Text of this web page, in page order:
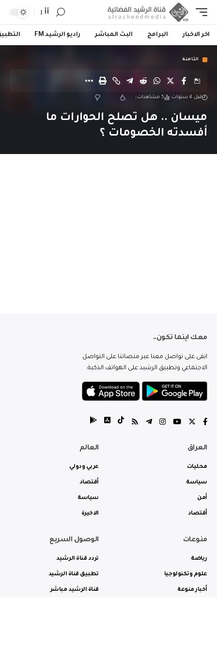
أأ
اخر الاخبار البرامج البث المباشر راديو الرشيد FM
الثامنة
قبل 4 سنوات 5 مشاهدات
ميسان .. هل تصلح الحوارات ما
أفسدته الخصومات ؟
معك اينما تكون..
ابقى على تواصل معنا عبر منصاتنا على التواصل
الاجتماعي وتطبيق الرشيد على الهواتف الذكية.
العراق
محليات
سياسة
أمن
أقتصاد
العالم
عربي ودولي
أقتصاد
سياسة
الاخيرة
منوعات
رياضة
علوم وتكنولوجيا
أخبار منوعة
الوصول السريع
تردد قناة الرشيد
تطبيق قناة الرشيد
قناة الرشيد مباشر